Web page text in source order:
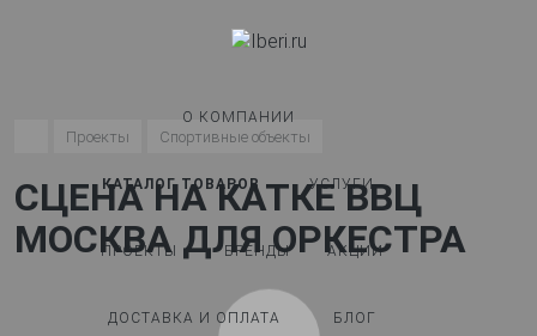
О КОМПАНИИ
КАТАЛОГ ТОВАРОВ УСЛУГИ
ПРОЕКТЫ БРЕНДЫ АКЦИИ
ДОСТАВКА И ОПЛАТА БЛОГ
Проекты Спортивные объекты
СЦЕНА НА КАТКЕ ВВЦ
МОСКВА ДЛЯ ОРКЕСТРА